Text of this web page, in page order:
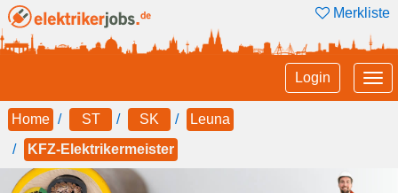
Merkliste
Login
Home ST SK
Leuna
KFZ-Elektrikermeister